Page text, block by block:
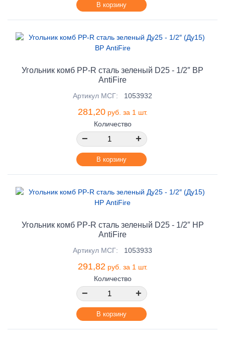
В корзину
Угольник комб PP-R сталь зеленый D25 - 1/2″ ВР
AntiFire
Артикул МСГ: 1053932
281,20руб. за 1 шт.
Количество
− +
В корзину
Угольник комб PP-R сталь зеленый D25 - 1/2″ НР
AntiFire
Артикул МСГ: 1053933
291,82 руб. за 1 шт.
Количество
− +
В корзину